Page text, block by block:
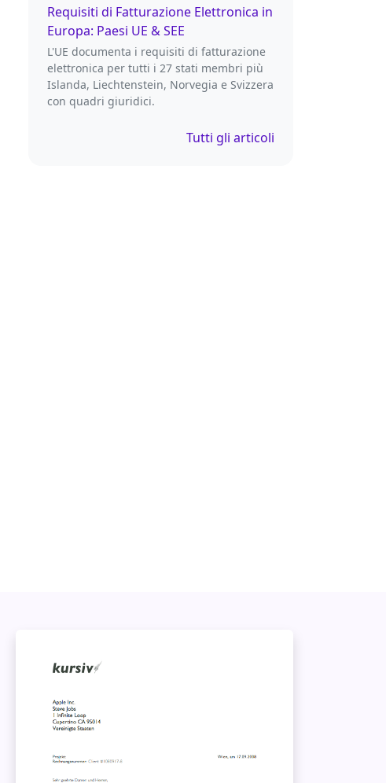
Requisiti di Fatturazione Elettronica in
Europa: Paesi UE & SEE
L'UE documenta i requisiti di fatturazione
elettronica per tutti i 27 stati membri più
Islanda, Liechtenstein, Norvegia e Svizzera
con quadri giuridici.
Tutti gli articoli